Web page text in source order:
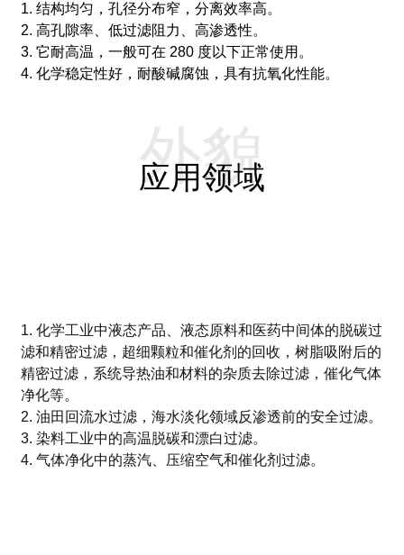
1. 结构均匀，孔径分布窄，分离效率高。
2. 高孔隙率、低过滤阻力、高渗透性。
3. 它耐高温，一般可在 280 度以下正常使用。
4. 化学稳定性好，耐酸碱腐蚀，具有抗氧化性能。
应用领域
外貌
1. 化学工业中液态产品、液态原料和医药中间体的脱碳过
滤和精密过滤，超细颗粒和催化剂的回收，树脂吸附后的
精密过滤，系统导热油和材料的杂质去除过滤，催化气体
净化等。
2. 油田回流水过滤，海水淡化领域反渗透前的安全过滤。
3. 染料工业中的高温脱碳和漂白过滤。
4. 气体净化中的蒸汽、压缩空气和催化剂过滤。